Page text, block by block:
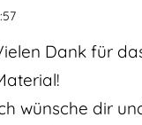
Dank für
wünsche dir